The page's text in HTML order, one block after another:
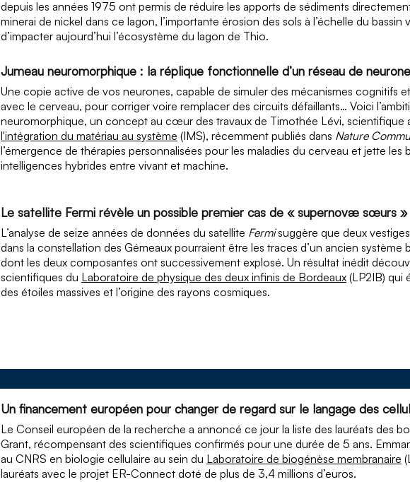
depuis les années 1975 ont permis de réduire les apports de sédiments
minerai de nickel dans ce lagon, l’importante érosion des sols à l’échelle du bassin
d’impacter aujourd’hui l’écosystème du lagon de Thio.
Jumeau neuromorphique : la réplique fonctionnelle d’un réseau de
Une copie active de vos neurones, capable de simuler des mécanismes cognitifs
avec le cerveau, pour corriger voire remplacer des circuits défaillants… Voici
neuromorphique, un concept au cœur des travaux de Timothée Lévi, scientifique
l'intégration du matériau au système (IMS), récemment publiés dans Nature
l’émergence de thérapies personnalisées pour les maladies du cerveau et jette les
intelligences hybrides entre vivant et machine.
Le satellite Fermi révèle un possible premier cas de « supernovæ sœurs »
L’analyse de seize années de données du satellite Fermisuggère que deux
dans la constellation des Gémeaux pourraient être les traces d’un ancien système
dont les deux composantes ont successivement explosé. Un résultat inédit
scientifiques du Laboratoire de physique des deux infinis de Bordeaux (LP2IB) qui
des étoiles massives et l’origine des rayons cosmiques.
Un financement européen pour changer de regard sur le langage des
Le Conseil européen de la recherche a annoncé ce jour la liste des lauréats des
Grant, récompensant des scientifiques confirmés pour une durée de 5 ans.
au CNRS en biologie cellulaire au sein du Laboratoire de biogénèse membranaire
lauréats avec le projet ER-Connect doté de plus de 3,4 millions d’euros.